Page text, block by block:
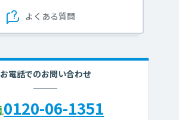
よくある質問
お電話でのお問い合わせ
0120-06-1351